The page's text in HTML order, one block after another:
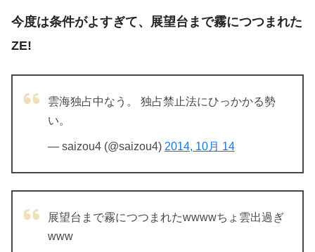
今度は条件がよすぎて、展望台まで霧につつまれた
ZE!
雲海独占中なう。 独占禁止法にひっかかる勢
い。
— saizou4 (@saizou4) 2014, 10月 14
展望台まで霧につつまれたwwwwちょ雲出過ぎ
www